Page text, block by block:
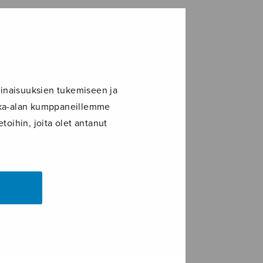
tukemiseen ja
alan kumppaneillemme
joita olet antanut